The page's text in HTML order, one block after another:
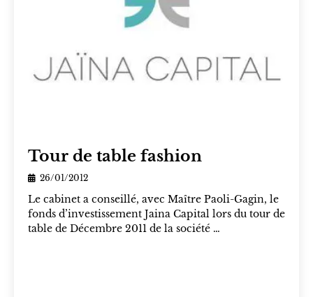
Tour de table fashion
26/01/2012
Le cabinet a conseillé, avec Maître Paoli-Gagin, le
fonds d’investissement Jaina Capital lors du tour de
table de Décembre 2011 de la société …